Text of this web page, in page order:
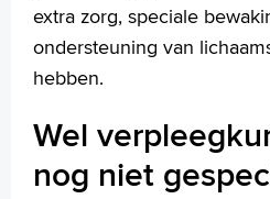
extra zorg, speciale
ondersteuning van
hebben.
Wel
nog niet